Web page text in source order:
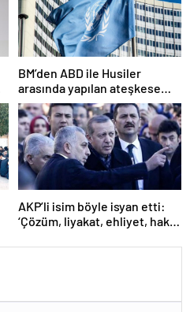
BM’den ABD ile Husiler
arasında yapılan ateşkese
ilişkin değerlendirme
AKP’li isim böyle isyan etti:
‘Çözüm, liyakat, ehliyet, hak,